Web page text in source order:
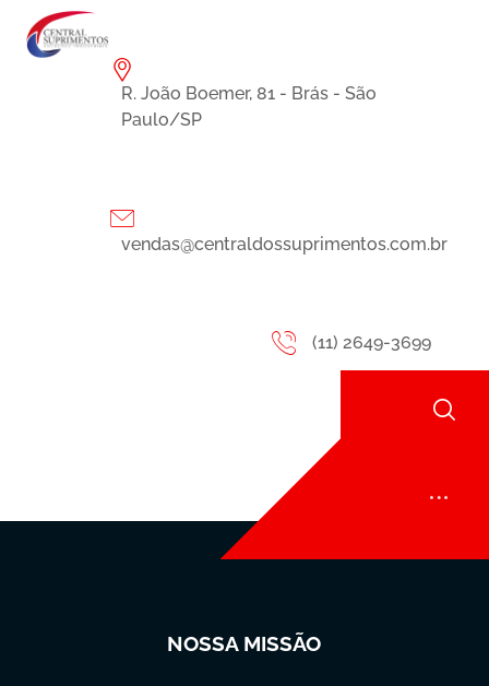
R. João Boemer, 81 - Brás - São
Paulo/SP
vendas@centraldossuprimentos.com.br
(11) 2649-3699
NOSSA MISSÃO